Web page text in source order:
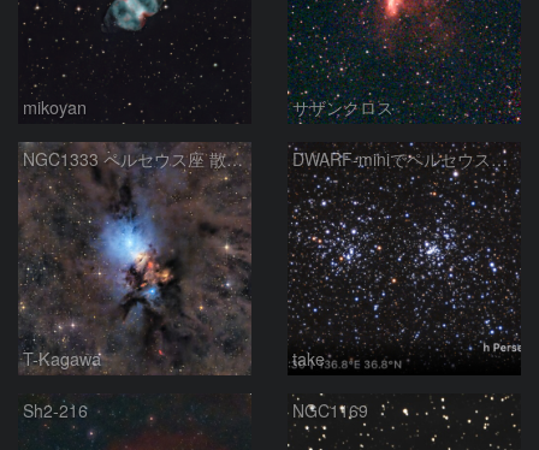
mikoyan サザンクロス
NGC1333 ペルセウス座 散光星雲
T-Kagawa
DWARF-miniでペルセウス座の二重星団
take
Sh2-216 NGC1169